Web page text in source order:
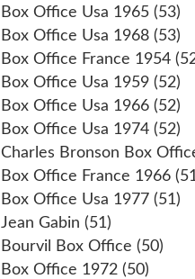
Box Office Usa 1965 (53)
Box Office Usa 1968 (53)
Box Office France 1954
Box Office Usa 1959 (52)
Box Office Usa 1966 (52)
Box Office Usa 1974 (52)
Charles Bronson Box
Box Office France 1966
Box Office Usa 1977 (51)
Jean Gabin (51)
Bourvil Box Office (50)
Box Office 1972 (50)